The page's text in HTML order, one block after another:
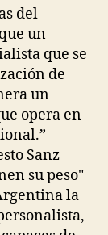
del
un
que se
de
un
opera en
Sanz
su peso"
la